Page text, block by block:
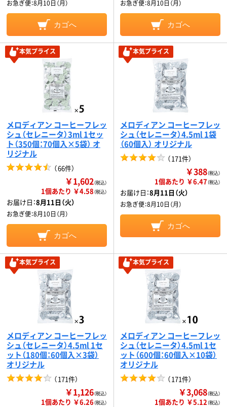
お急ぎ便：8月10日（月）
カゴへ
お急ぎ便：8月10日（月）
カゴへ
本気プライス
メロディアン コーヒーフレッ
シュ（セレニータ）3ml 1セッ
ト（350個：70個入×5袋） オ
リジナル
（66件）
￥1,602（税込）
1個あたり ￥4.58（税込）
お届け日：8月11日（火）
お急ぎ便：8月10日（月）
カゴへ
本気プライス
メロディアン コーヒーフレッ
シュ（セレニータ）4.5ml 1袋
（60個入） オリジナル
（171件）
￥388（税込）
1個あたり ￥6.47（税込）
お届け日：8月11日（火）
お急ぎ便：8月10日（月）
カゴへ
本気プライス
メロディアン コーヒーフレッ
シュ（セレニータ）4.5ml 1セ
ット（180個：60個入×3袋）
オリジナル
（171件）
￥1,126（税込）
1個あたり ￥6.26（税込）
本気プライス
メロディアン コーヒーフレッ
シュ（セレニータ）4.5ml 1セ
ット（600個：60個入×10袋）
オリジナル
（171件）
￥3,068（税込）
1個あたり ￥5.12（税込）